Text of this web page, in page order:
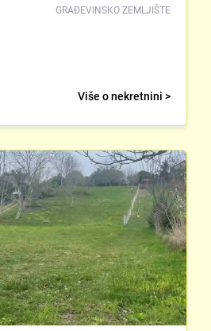
GRAĐEVINSKO ZEMLJIŠTE
Više o nekretnini >